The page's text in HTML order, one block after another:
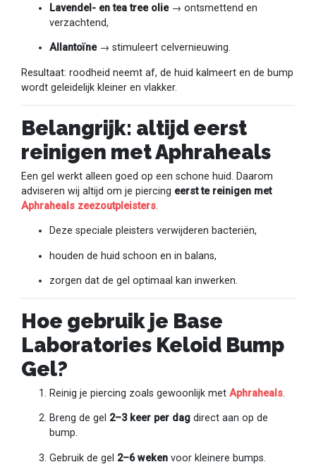
Lavendel- en tea tree olie→ ontsmettend en
verzachtend,
Allantoïne→ stimuleert celvernieuwing.
Resultaat: roodheid neemt af, de huid kalmeert en de bump
wordt geleidelijk kleiner en vlakker.
Belangrijk: altijd eerst
reinigen met Aphraheals
Een gel werkt alleen goed op een schone huid. Daarom
adviseren wij altijd om je piercing eerst te reinigen met
Aphraheals zeezoutpleisters.
Deze speciale pleisters verwijderen bacteriën,
houden de huid schoon en in balans,
zorgen dat de gel optimaal kan inwerken.
Hoe gebruik je Base
Laboratories Keloid Bump
Gel?
Reinig je piercing zoals gewoonlijk met Aphraheals.
Breng de gel 2–3 keer per dag direct aan op de
bump.
Gebruik de gel 2–6 weken voor kleinere bumps.